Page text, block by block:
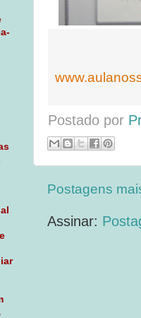
Postado por
Postagens
Assinar: